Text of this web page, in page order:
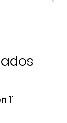
11